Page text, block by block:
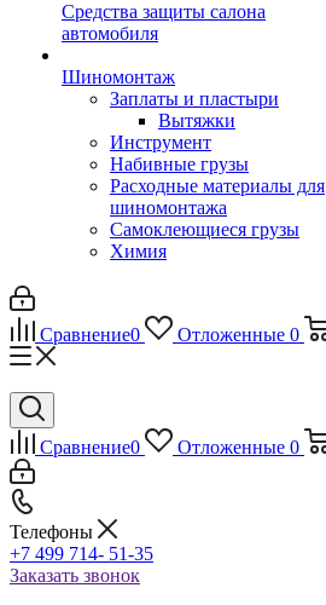
Средства защиты салона
автомобиля
Шиномонтаж
Заплаты и пластыри
Вытяжки
Инструмент
Набивные грузы
Расходные материалы для
шиномонтажа
Самоклеющиеся грузы
Химия
Сравнение0 Отложенные 0
Сравнение0 Отложенные 0
Телефоны
+7 499 714- 51-35
Заказать звонок